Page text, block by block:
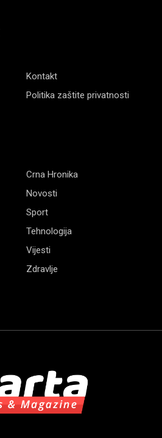
Kontakt
Politika zaštite privatnosti
Crna Hronika
Novosti
Sport
Tehnologija
Vijesti
Zdravlje